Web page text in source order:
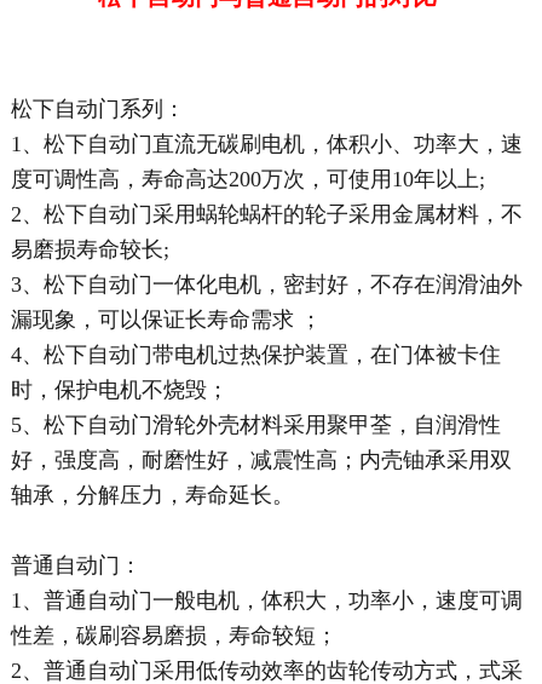
松下自动门系列：
1、松下自动门直流无碳刷电机，体积小、功率大，速
度可调性高，寿命高达200万次，可使用10年以上;
2、松下自动门采用蜗轮蜗杆的轮子采用金属材料，不
易磨损寿命较长;
3、松下自动门一体化电机，密封好，不存在润滑油外
漏现象，可以保证长寿命需求 ；
4、松下自动门带电机过热保护装置，在门体被卡住
时，保护电机不烧毁；
5、松下自动门滑轮外壳材料采用聚甲荃，自润滑性
好，强度高，耐磨性好，减震性高；内壳铀承采用双
轴承，分解压力，寿命延长。
普通自动门：
1、普通自动门一般电机，体积大，功率小，速度可调
性差，碳刷容易磨损，寿命较短；
2、普通自动门采用低传动效率的齿轮传动方式，式采